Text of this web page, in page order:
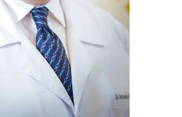
BADALOTTI